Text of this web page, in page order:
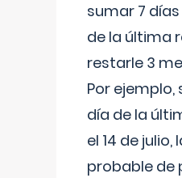
sumar 7
de la última
restarle 3
Por ejemplo,
día de la
el 14 de julio,
probable de